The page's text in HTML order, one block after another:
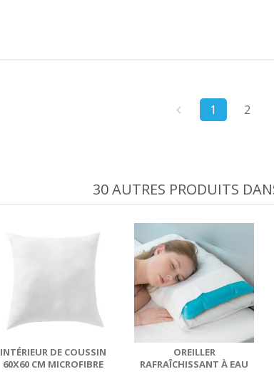
1 2
30 AUTRES PRODUITS
INTÉRIEUR DE COUSSIN
60X60 CM MICROFIBRE
OREILLER
RAFRAÎCHISSANT À EAU